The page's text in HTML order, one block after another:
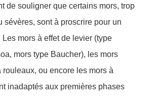
de souligner que certains mors, trop
sévères, sont à proscrire pour un
mors à effet de levier (type
mors type Baucher), les mors
rouleaux, ou encore les mors à
inadaptés aux premières phases